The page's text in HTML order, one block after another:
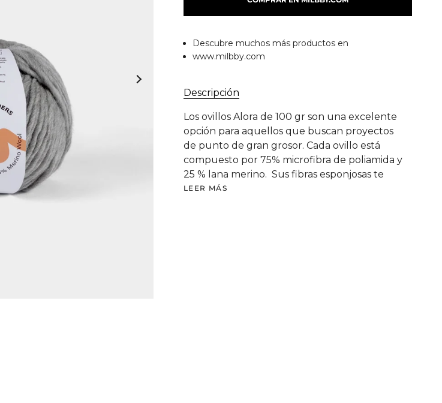
Descubre muchos más productos en
www.milbby.com
Descripción
Los ovillos Alora de 100 gr son una excelente
opción para aquellos que buscan proyectos
de punto de gran grosor. Cada ovillo está
compuesto por 75% microfibra de poliamida y
25 % lana merino. Sus fibras esponjosas te
LEER MÁS